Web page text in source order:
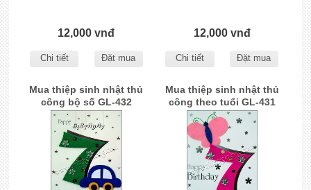
12,000 vnđ
Chi tiết Đặt mua
12,000 vnđ
Chi tiết Đặt mua
Mua thiệp sinh nhật thủ
công bộ số GL-432
Mua thiệp sinh nhật thủ
công theo tuổi GL-431